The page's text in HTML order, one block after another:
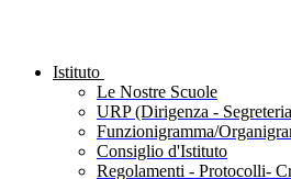
Istituto
Le Nostre Scuole
URP (Dirigenza -
Funzionigramma/
Consiglio d'Istituto
Regolamenti - Protocolli-